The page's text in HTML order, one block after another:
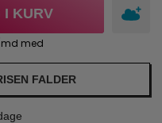
KURV
FALDER